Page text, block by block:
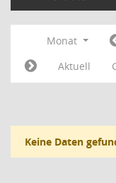
Monat
Aktuell
Keine Daten